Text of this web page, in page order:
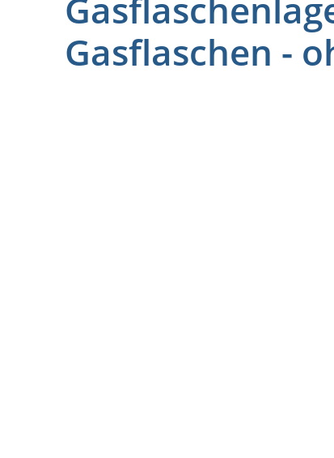
Gasflaschen -